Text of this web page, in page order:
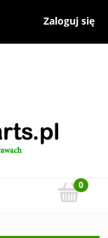
Zaloguj się